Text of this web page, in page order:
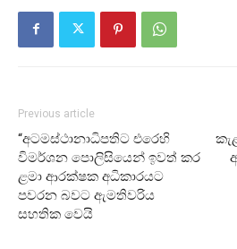
Previous article
“අටමස්ථානාධිපතිට එරෙහි
විමර්ශන පොලිසියෙන් ඉවත් කර
ළමා ආරක්ෂක අධිකාරයට
පවරන බවට ඇමතිවරිය
සහතික වෙයි